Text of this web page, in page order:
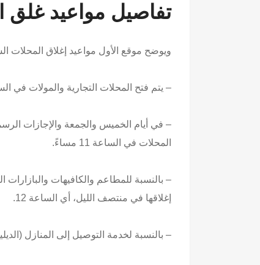
تفاصيل مواعيد غلق
ويوضح موقع الأول مواعيد إغلاق المحلات الشتوية لعام 2023 بالتفصيل
– يتم فتح المحلات التجارية والمولات في الساعة 7 صباحًا، ويتم إغلاقها في
– في أيام الخميس والجمعة والإجازات
المحلات في الساعة 11 مساءً.
إغلاقها في منتصف الليل، أي الساعة 12.
– بالنسبة لخدمة التوصيل إلى المنازل